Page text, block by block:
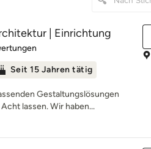
| Einrichtung
4.7 von 5 Sternen
Seit 15 Jahren tätig
Gestaltungslösungen
lassen. Wir haben...